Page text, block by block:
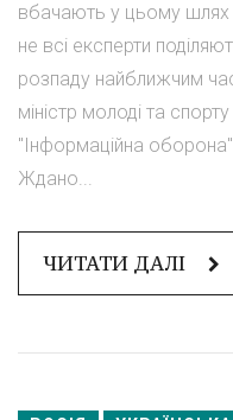
вбачають у цьому шлях
не всі експерти
розпаду найближчим
міністр молоді та
"Інформаційна оборона"
Ждано...
ЧИТАТИ ДАЛІ